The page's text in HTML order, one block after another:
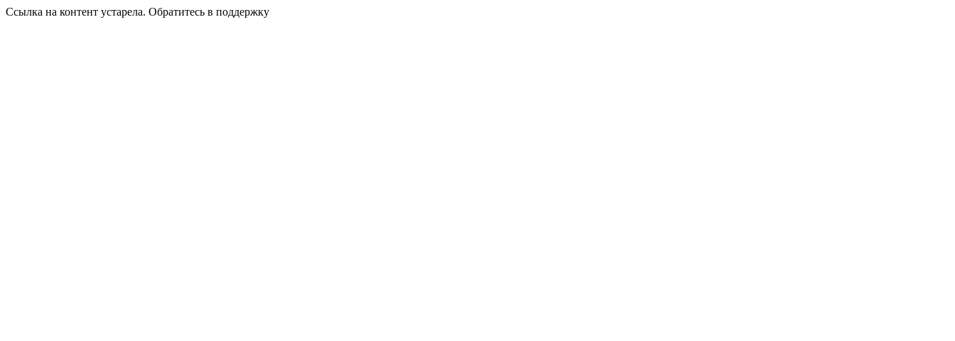
Ссылка на контент устарела. Обратитесь в поддержку